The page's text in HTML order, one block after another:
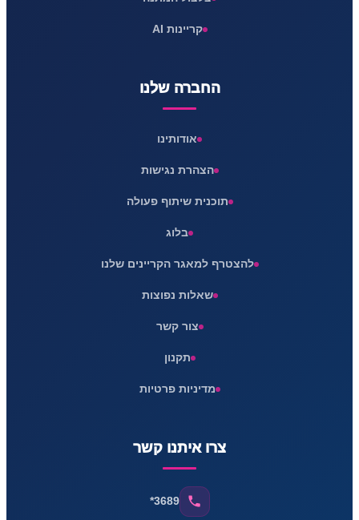
קריינות AI
החברה שלנו
אודותינו
הצהרת נגישות
תוכנית שיתוף פעולה
בלוג
להצטרף למאגר הקריינים שלנו
שאלות נפוצות
צור קשר
תקנון
מדיניות פרטיות
צרו איתנו קשר
*3689